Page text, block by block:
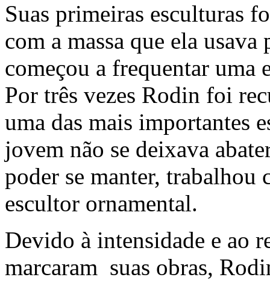
Suas primeiras esculturas
com a massa que ela
começou a frequentar uma
Por três vezes Rodin foi
uma das mais importantes
jovem não se deixava
poder se manter, trabalhou
escultor ornamental.
Devido à intensidade e ao
marcaram suas obras,